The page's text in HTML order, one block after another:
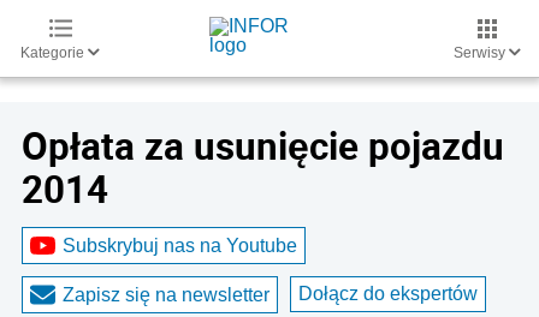
Kategorie Serwisy
Opłata za usunięcie pojazdu
2014
Subskrybuj nas na Youtube
Zapisz się na newsletter Dołącz do ekspertów